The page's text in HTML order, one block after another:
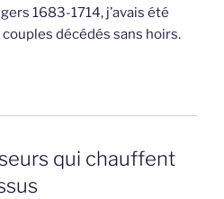
1683-1714, j’avais été
décédés sans hoirs.
qui chauffent